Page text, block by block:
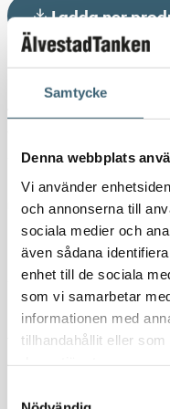
Samtycke
Denna webbplats
Vi använder
och annonserna till
sociala medier och
även sådana
enhet till de sociala
som vi samarbetar
informationen med
tillhandahållit eller
Ladda ner
Detaljerad beskrivning
ÄlvestadTanken
som saknar kommunalt
kommunens riktlinjer.
regnvattentankför
bevattning, tvätt eller
resurser. Vi kan bestycka
samt anslutningar för
köpas komplett med pump,
Tillverkningen sker i
korrosionsfritt material som
markförhållanden.